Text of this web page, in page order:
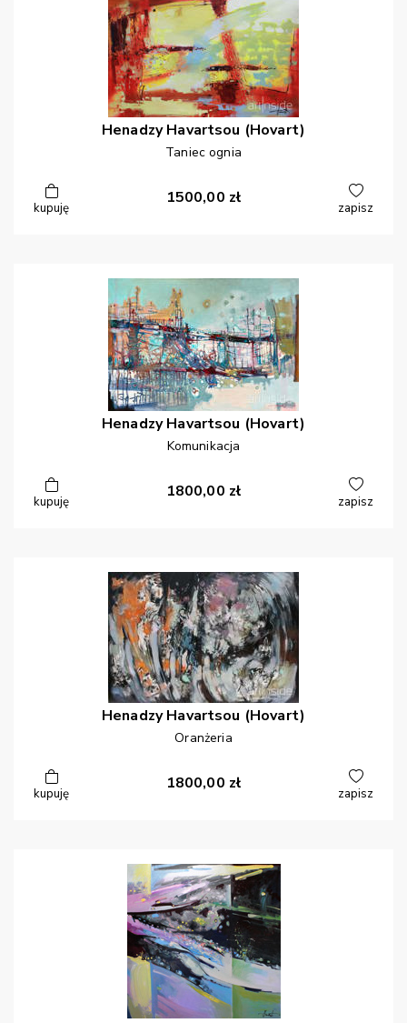
Henadzy Havartsou (Hovart)
Taniec ognia
kupuję
1500,00 zł
zapisz
Henadzy Havartsou (Hovart)
Komunikacja
kupuję
1800,00 zł
zapisz
Henadzy Havartsou (Hovart)
Oranżeria
kupuję
1800,00 zł
zapisz